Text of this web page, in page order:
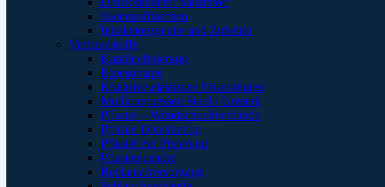
Sauerstofftaschen
Inhalationsgeräte und Zubehör
Verbandstoffe
Kanülenfixierung
Kinesoptape
Kohäsive elastische Fixierbinden
Mullkompressen Steril / Unsteril
Pflaster – Wundschnellverbände
Pflaster Detektierbar
Pflaster zur Fixierung
Pflasterspender
Replantatversorgung